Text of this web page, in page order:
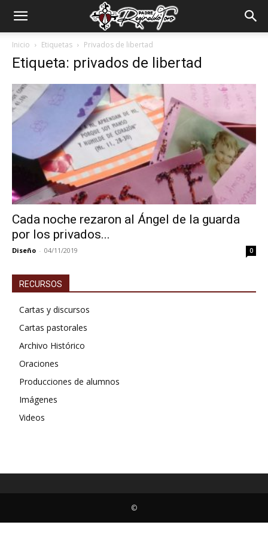
Padre
Reginaldo
Toro
Inicio Etiquetas Privados de libertad
Etiqueta: privados de libertad
Cada noche rezaron al Ángel de la guarda
por los privados...
Diseño - 04/11/2019 0
RECURSOS
Cartas y discursos
Cartas pastorales
Archivo Histórico
Oraciones
Producciones de alumnos
Imágenes
Videos
©